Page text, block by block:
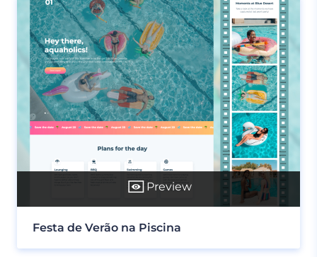
Preview
Festa de Verão na Piscina